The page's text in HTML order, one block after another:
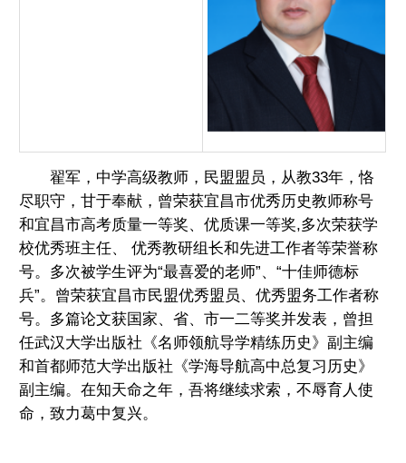
史
教
研
组
翟军，中学高级教师，民盟盟员，从教33年，恪
尽职守，甘于奉献，曾荣获宜昌市优秀历史教师称号
和宜昌市高考质量一等奖、优质课一等奖,多次荣获学
校优秀班主任、 优秀教研组长和先进工作者等荣誉称
号。多次被学生评为“最喜爱的老师”、“十佳师德标
兵”。曾荣获宜昌市民盟优秀盟员、优秀盟务工作者称
号。多篇论文获国家、省、市一二等奖并发表，曾担
任武汉大学出版社《名师领航导学精练历史》副主编
和首都师范大学出版社《学海导航高中总复习历史》
副主编。在知天命之年，吾将继续求索，不辱育人使
命，致力葛中复兴。